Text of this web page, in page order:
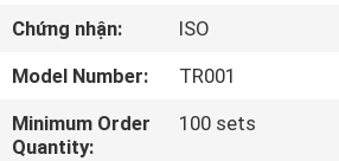
CHÚNG
TÔI
Chứng nhận:
ISO
Model Number:
TR001
Minimum Order
Quantity:
100 sets